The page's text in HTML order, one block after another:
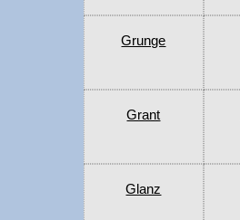
Grunge
Grant
Glanz